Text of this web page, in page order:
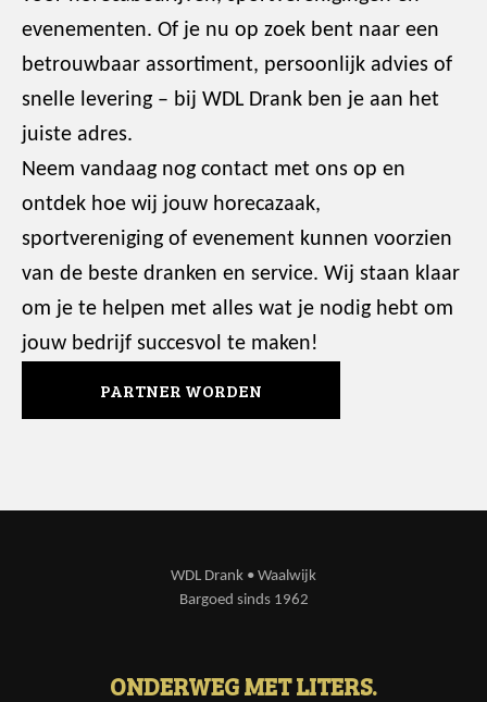
evenementen. Of je nu op zoek bent naar een
betrouwbaar assortiment, persoonlijk advies of
snelle levering – bij WDL Drank ben je aan het
juiste adres.
Neem vandaag nog contact met ons op en
ontdek hoe wij jouw horecazaak,
sportvereniging of evenement kunnen voorzien
van de beste dranken en service. Wij staan klaar
om je te helpen met alles wat je nodig hebt om
jouw bedrijf succesvol te maken!
PARTNER WORDEN
WDL Drank • Waalwijk
Bargoed sinds 1962
ONDERWEG MET LITERS.